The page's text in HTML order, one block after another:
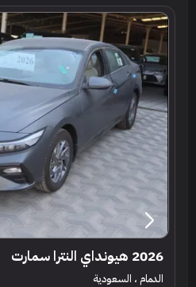
2026 هيونداي النترا سمارت
الدمام ، السعودية